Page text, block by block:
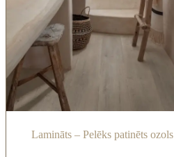
Lamināts – Pelēks patinēts ozols